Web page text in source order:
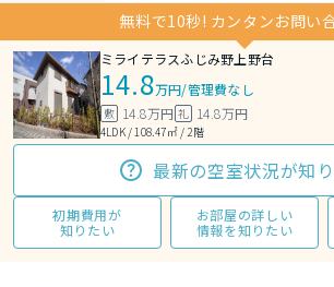
無料で10秒! カンタンお問い
ミライテラスふじみ野上野台
14.8万円/管理費なし
敷 14.8万円 礼 14.8万円
4LDK / 108.47㎡ / 2階
最新の空室状況が知
初期費用が
知りたい
お部屋の詳しい
情報を知りたい